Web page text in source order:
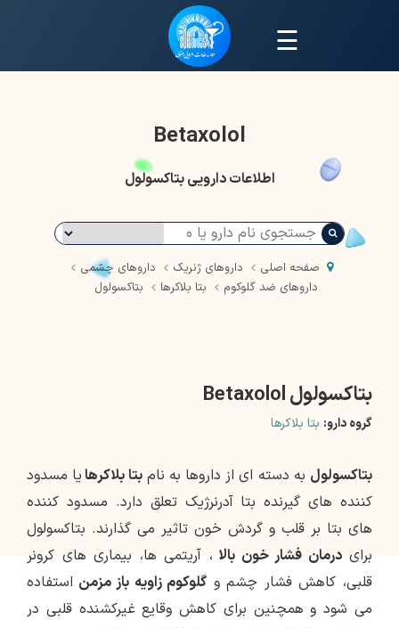
☰
Betaxolol
اطلاعات دارویی بتاکسولول
صفحه اصلی داروهای ژنریک
داروهای چشمی
داروهای ضد گلوکوم
بتا بلاکرها بتاکسولول
بتاکسولول Betaxolol
گروه دارو: بتا بلاکرها
بتاکسولول به دسته ای از داروها به نامبتا بلاکرهایا مسدود
کننده های گیرنده بتا آدرنرژیک تعلق دارد. مسدود کننده
های بتا بر قلب و گردش خون تاثیر می گذارند. بتاکسولول
برایدرمان فشار خون بالا ، آریتمی ها، بیماری های کرونر
قلبی، کاهش فشار چشم و گلوکوم زاویه باز مزمن استفاده
می شود و همچنین برای کاهش وقایع غیرکشنده قلبی در